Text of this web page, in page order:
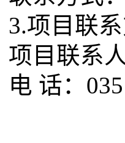
3.项目联
项目联系
电 话：